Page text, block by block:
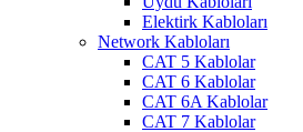
Elektirk Kabloları
Network Kabloları
CAT 5 Kablolar
CAT 6 Kablolar
CAT 6A Kablolar
CAT 7 Kablolar